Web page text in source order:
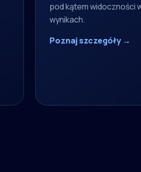
pod kątem widoczności
wynikach.
Poznaj szczegóły →